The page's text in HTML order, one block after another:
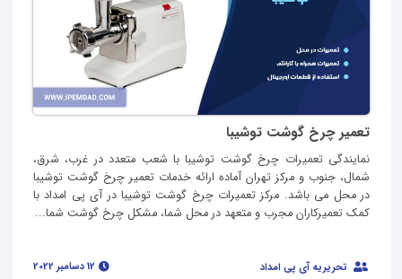
تعمیر چرخ گوشت توشیبا
نمایندگی تعمیرات چرخ گوشت توشیبا با شعب متعدد در غرب، شرق،
شمال، جنوب و مرکز تهران آماده ارائه خدمات تعمیر چرخ گوشت توشیبا
در محل می باشد. مرکز تعمیرات چرخ گوشت توشیبا در آی پی امداد با
کمک تعمیرکاران مجرب و متعهد در محل شما، مشکل چرخ گوشت شما...
تحریریه آی پی امداد